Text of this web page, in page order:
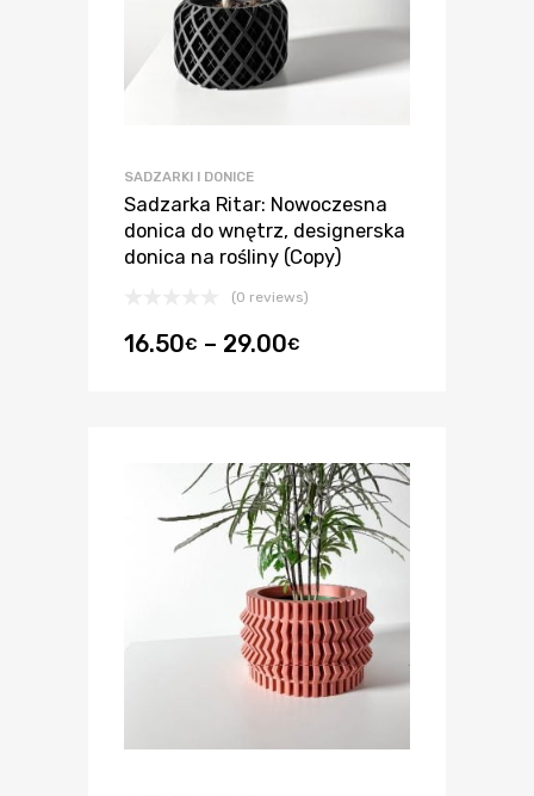
SADZARKI I DONICE
Sadzarka Ritar: Nowoczesna
donica do wnętrz, designerska
donica na rośliny (Copy)
(0 reviews)
16.50€ – 29.00€